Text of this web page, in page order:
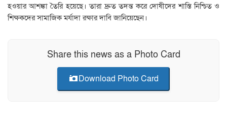
হওয়ার আশঙ্কা তৈরি হয়েছে। তারা দ্রুত তদন্ত করে দোষীদের শাস্তি নিশ্চিত ও
শিক্ষকদের সামাজিক মর্যাদা রক্ষার দাবি জানিয়েছেন।
Share this news as a Photo Card
Download Photo Card